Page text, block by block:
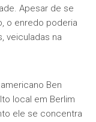
Apesar de se
o enredo poderia
veiculadas na
Ben
local em Berlim
ele se concentra